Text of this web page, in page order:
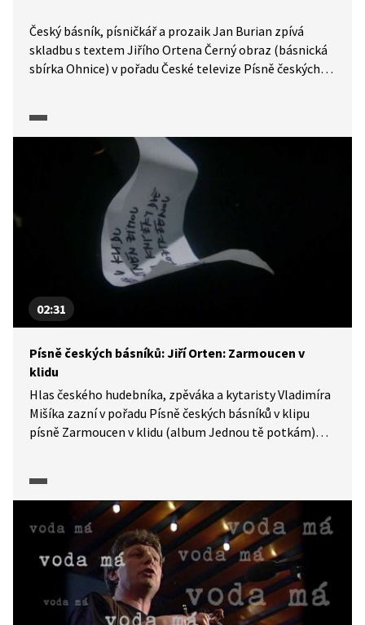
Český básník, písničkář a prozaik Jan Burian zpívá
skladbu s textem Jiřího Ortena Černý obraz (básnická
sbírka Ohnice) v pořadu České televize Písně českých
02:31
Písně českých básníků: Jiří Orten: Zarmoucen v
klidu
Hlas českého hudebníka, zpěváka a kytaristy Vladimíra
Mišíka zazní v pořadu Písně českých básníků v klipu
písně Zarmoucen v klidu (album Jednou tě potkám)